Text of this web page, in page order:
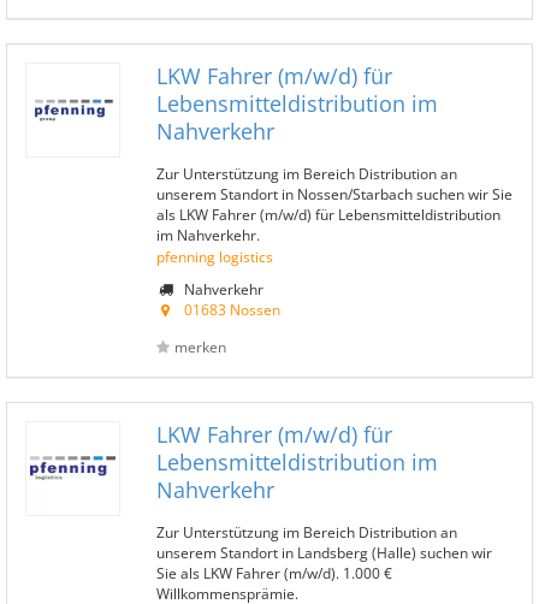
LKW Fahrer (m/w/d) für
Lebensmitteldistribution im
Nahverkehr
Zur Unterstützung im Bereich Distribution an
unserem Standort in Nossen/Starbach suchen wir Sie
als LKW Fahrer (m/w/d) für Lebensmitteldistribution
im Nahverkehr.
pfenning logistics
Nahverkehr
01683 Nossen
merken
LKW Fahrer (m/w/d) für
Lebensmitteldistribution im
Nahverkehr
Zur Unterstützung im Bereich Distribution an
unserem Standort in Landsberg (Halle) suchen wir
Sie als LKW Fahrer (m/w/d). 1.000 €
Willkommensprämie.